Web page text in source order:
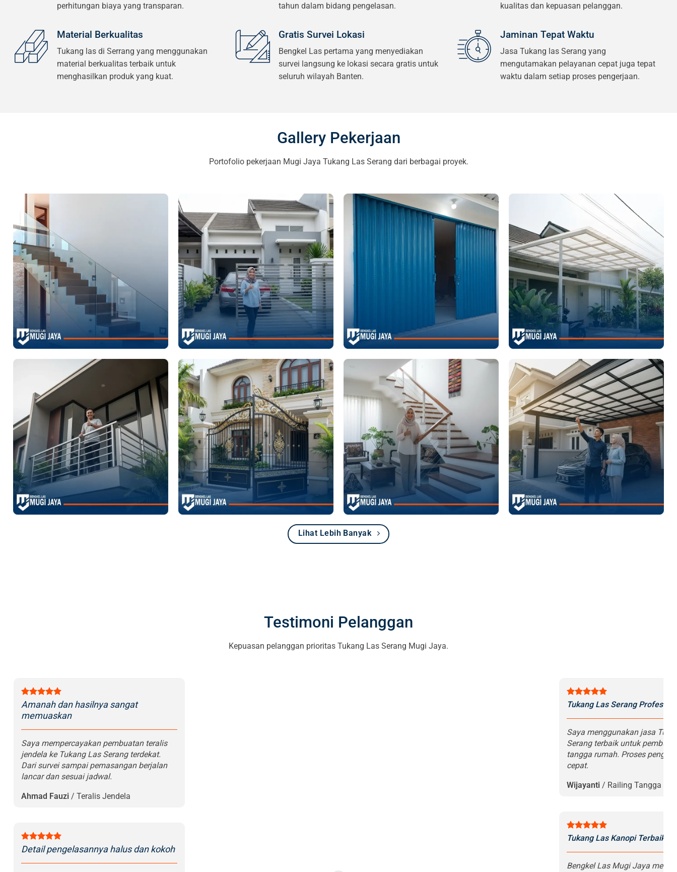
perhitungan biaya yang transparan.
tahun dalam bidang pengelasan.
kualitas dan kepuasan pelanggan.
Material Berkualitas
Tukang las di Serrang yang menggunakan
material berkualitas terbaik untuk
menghasilkan produk yang kuat.
Gratis Survei Lokasi
Bengkel Las pertama yang menyediakan
survei langsung ke lokasi secara gratis untuk
seluruh wilayah Banten.
Jaminan Tepat Waktu
Jasa Tukang las Serang yang
mengutamakan pelayanan cepat juga tepat
waktu dalam setiap proses pengerjaan.
Gallery Pekerjaan
Portofolio pekerjaan Mugi Jaya Tukang Las Serang dari berbagai proyek.
Lihat Lebih Banyak
Testimoni Pelanggan
Kepuasan pelanggan prioritas Tukang Las Serang Mugi Jaya.
Amanah dan hasilnya sangat
memuaskan
Saya mempercayakan pembuatan teralis
jendela ke Tukang Las Serang terdekat.
Dari survei sampai pemasangan berjalan
lancar dan sesuai jadwal.
Ahmad Fauzi / Teralis Jendela
Detail pengelasannya halus dan kokoh
Tukang Las Serang
Saya menggunakan jasa
Serang terbaik untuk
tangga rumah. Proses
cepat.
Wijayanti / Railing Tangga
Tukang Las Kanopi Terbaik di
Bengkel Las Mugi Jaya